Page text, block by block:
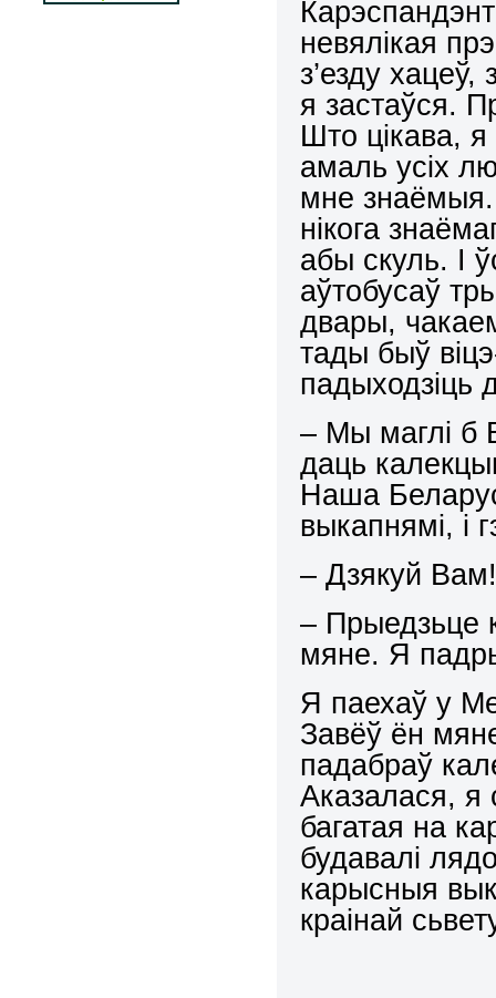
невялікая
з’езду хацеў,
я застаўся.
Што цікава,
амаль усіх
мне знаёмыя.
нікога
абы скуль. І
аўтобусаў
двары,
тады быў
падыходзіць
– Мы маглі б
даць
Наша
выкапнямі, і
– Дзякуй Вам!
– Прыедзьце
мяне. Я
Я паехаў у
Завёў ён
падабраў
Аказалася, я
багатая на
будавалі
карысныя
краінай